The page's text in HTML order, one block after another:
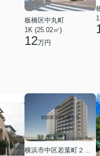
板橋区中丸町
1K (25.02㎡)
12万円
横浜市中区若葉町２丁目